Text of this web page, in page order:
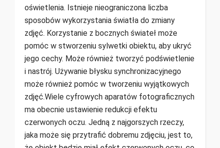
oświetlenia. Istnieje nieograniczona liczba
sposobów wykorzystania światła do zmiany
zdjęć. Korzystanie z bocznych świateł może
pomóc w stworzeniu sylwetki obiektu, aby ukryć
jego cechy. Może również tworzyć podświetlenie
i nastrój. Używanie błysku synchronizacyjnego
może również pomóc w tworzeniu wyjątkowych
zdjęć.Wiele cyfrowych aparatów fotograficznych
ma obecnie ustawienie redukcji efektu
czerwonych oczu. Jedną z najgorszych rzeczy,
jaka może się przytrafić dobremu zdjęciu, jest to,